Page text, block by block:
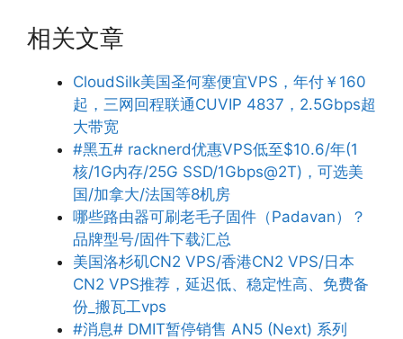
相关文章
CloudSilk美国圣何塞便宜VPS，年付￥160
起，三网回程联通CUVIP 4837，2.5Gbps超
大带宽
#黑五# racknerd优惠VPS低至$10.6/年(1
核/1G内存/25G SSD/1Gbps@2T)，可选美
国/加拿大/法国等8机房
哪些路由器可刷老毛子固件（Padavan）？
品牌型号/固件下载汇总
美国洛杉矶CN2 VPS/香港CN2 VPS/日本
CN2 VPS推荐，延迟低、稳定性高、免费备
份_搬瓦工vps
#消息# DMIT暂停销售 AN5 (Next) 系列